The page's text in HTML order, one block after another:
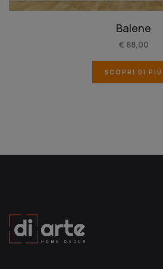
Balene
€ 88,00
SCOPRI DI PIÙ